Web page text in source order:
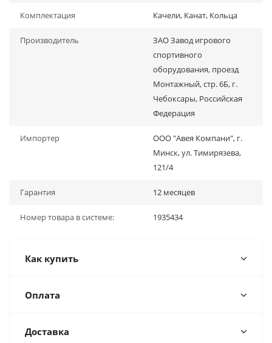
Комплектация Качели, Канат, Кольца
Производитель
ЗАО Завод игрового
спортивного
оборудования, проезд
Монтажный, стр. 6Б, г.
Чебоксары, Российская
Федерация
Импортер
ООО "Авея Компани", г.
Минск, ул. Тимирязева,
121/4
Гарантия 12 месяцев
Номер товара в системе: 1935434
Как купить
Оплата
Доставка